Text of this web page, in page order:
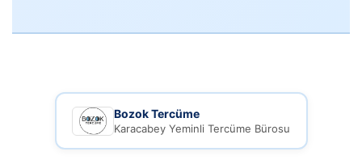
Bozok Tercüme
Karacabey Yeminli Tercüme Bürosu